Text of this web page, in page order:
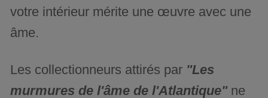
votre intérieur mérite une œuvre avec une
âme.
Les collectionneurs attirés par "Les
murmures de l'âme de l'Atlantique"ne